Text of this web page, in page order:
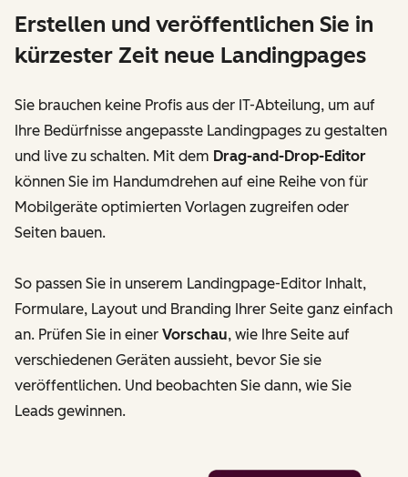
Erstellen und veröffentlichen Sie in
kürzester Zeit neue Landingpages
Sie brauchen keine Profis aus der IT-Abteilung, um auf
Ihre Bedürfnisse angepasste Landingpages zu gestalten
und live zu schalten. Mit dem Drag-and-Drop-Editor
können Sie im Handumdrehen auf eine Reihe von für
Mobilgeräte optimierten Vorlagen zugreifen oder
Seiten bauen.
So passen Sie in unserem Landingpage-Editor Inhalt,
Formulare, Layout und Branding Ihrer Seite ganz einfach
an. Prüfen Sie in einer Vorschau, wie Ihre Seite auf
verschiedenen Geräten aussieht, bevor Sie sie
veröffentlichen. Und beobachten Sie dann, wie Sie
Leads gewinnen.